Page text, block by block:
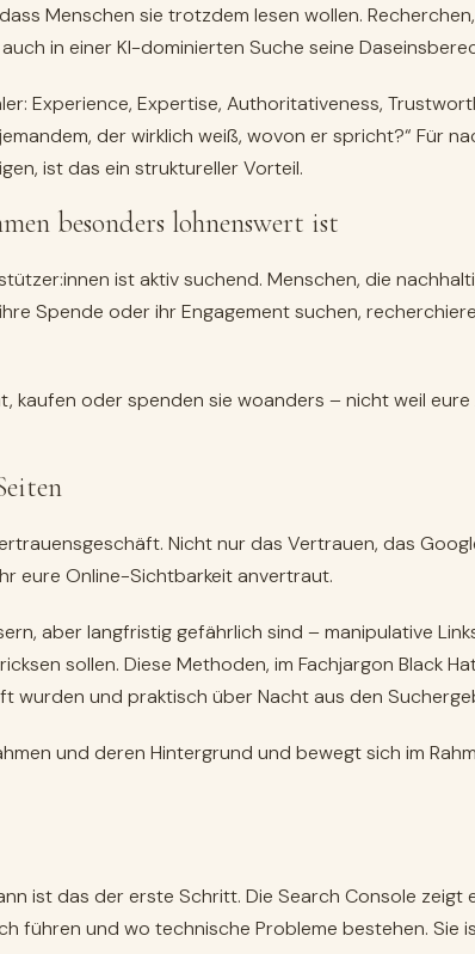
Menschen sie trotzdem lesen wollen.
in einer KI-dominierten Suche seine
Experience, Expertise, Authoritativeness,
der wirklich weiß, wovon er spricht?“ Für
ist das ein struktureller Vorteil.
besonders lohnenswert ist
ist aktiv suchend. Menschen, die
Spende oder ihr Engagement suchen,
kaufen oder spenden sie woanders – nicht weil
Nicht nur das Vertrauen, das
eure Online-Sichtbarkeit anvertraut.
aber langfristig gefährlich sind – manipulative
sollen. Diese Methoden, im Fachjargon Black
wurden und praktisch über Nacht aus den
und deren Hintergrund und bewegt sich im
ist das der erste Schritt. Die Search Console zeigt
führen und wo technische Probleme bestehen. Sie